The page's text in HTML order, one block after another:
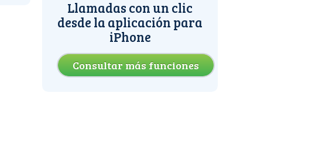
Llamadas con un clic
desde la aplicación para
iPhone
Consultar más funciones